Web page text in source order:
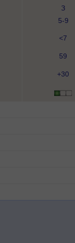
З
5-9
<7
59
+30